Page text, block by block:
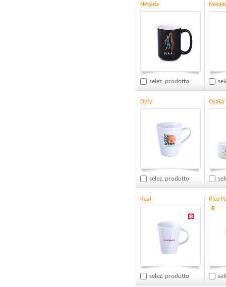
Nevada
selez. prodotto
Opty
selez. prodotto
Osaka
Real
selez. prodotto
Rico
®